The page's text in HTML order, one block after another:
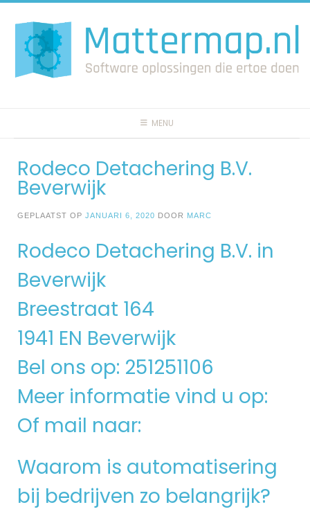
naar
inhoud
MENU
Rodeco Detachering B.V.
Beverwijk
GEPLAATST OP JANUARI 6, 2020 DOOR MARC
Rodeco Detachering B.V. in
Beverwijk
Breestraat 164
1941 EN Beverwijk
Bel ons op: 251251106
Meer informatie vind u op:
Of mail naar:
Waarom is automatisering
bij bedrijven zo belangrijk?